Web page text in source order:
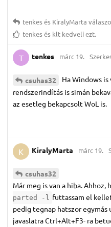
tenkesés KiralyMarta
tenkesés klt kedveli ezt.
T tenkes márc 19.
csuhas32
Ha Windows is
rendszerindítás is simán
az esetleg bekapcsolt WoL is.
K KiralyMarta márc 19.
csuhas32
Már meg is van a hiba. Ahhoz,
parted -l futtassam el
pedig tegnap hatszor
javaslatra Ctrl+Alt+F3- ra